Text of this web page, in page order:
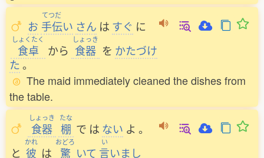
お
てつだ
手伝い さん は すぐ に
しょくたく
食卓 から
しょっき
食器 を かたづけ
た。
The maid immediately cleaned the dishes from
the table.
しょっき
食器
たな
棚 で は ない よ 。
と
かれ
彼 は
おどろ
驚 いて
い
言いまし